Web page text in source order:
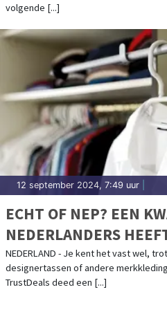
volgende [...]
12 september 2024, 7:49 uur
ECHT OF NEP? EEN
NEDERLANDERS
IN DE KAST HANGEN
NEDERLAND - Je kent het vast wel,
designertassen of andere
TrustDeals deed een [...]